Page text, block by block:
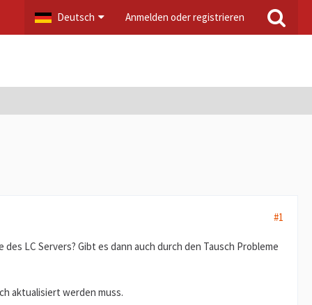
Deutsch Anmelden oder registrieren
#1
LC Servers? Gibt es dann auch durch den Tausch Probleme
aktualisiert werden muss.